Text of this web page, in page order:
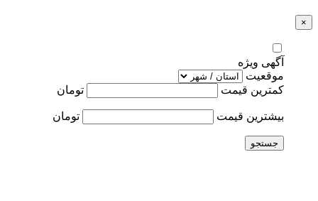
×
آگهی ویژه
موقعیت
کمترین قیمت
تومان
بیشترین قیمت تومان
جستجو